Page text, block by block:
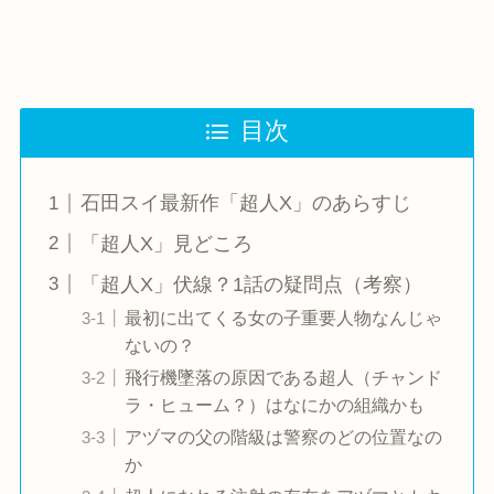
目次
石田スイ最新作「超人X」のあらすじ
「超人X」見どころ
「超人X」伏線？1話の疑問点（考察）
最初に出てくる女の子重要人物なんじゃ
ないの？
飛行機墜落の原因である超人（チャンド
ラ・ヒューム？）はなにかの組織かも
アヅマの父の階級は警察のどの位置なの
か